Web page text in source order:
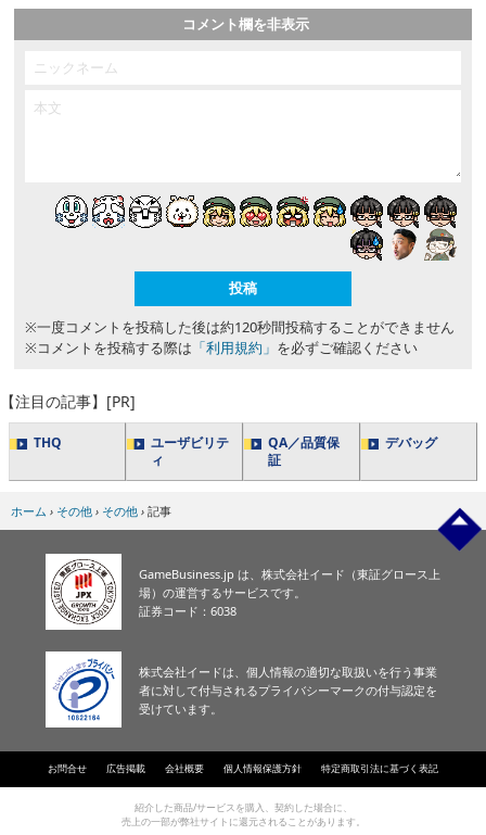
コメント欄を非表示
※一度コメントを投稿した後は約120秒間投稿することができません
※コメントを投稿する際は 「利用規約」 を必ずご確認ください
【注目の記事】[PR]
THQ
ユーザビリテ
ィ
QA／品質保
証
デバッグ
ホーム › その他 › その他 › 記事
GameBusiness.jp は、株式会社イード（東証グロース上
場）の運営するサービスです。
証券コード：6038
株式会社イードは、個人情報の適切な取扱いを行う事業
者に対して付与されるプライバシーマークの付与認定を
受けています。
お問合せ 広告掲載 会社概要 個人情報保護方針 特定商取引法に基づく表記
紹介した商品/サービスを購入、契約した場合に、
売上の一部が弊社サイトに還元されることがあります。